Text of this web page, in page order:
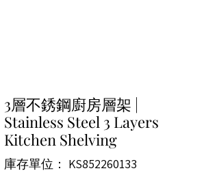
3層不銹鋼廚房層架 |
Stainless Steel 3 Layers
Kitchen Shelving
庫存單位： KS852260133